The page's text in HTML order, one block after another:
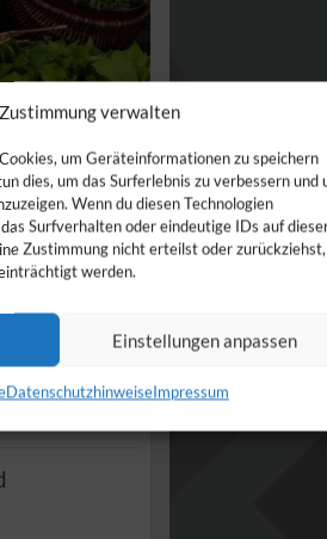
verwalten
um Geräteinformationen zu speichern
dies, um das Surferlebnis zu verbessern und
Wenn du diesen Technologien
Surfverhalten oder eindeutige IDs auf
Zustimmung nicht erteilst oder zurückziehst,
werden.
Einstellungen anpassen
DatenschutzhinweiseImpressum